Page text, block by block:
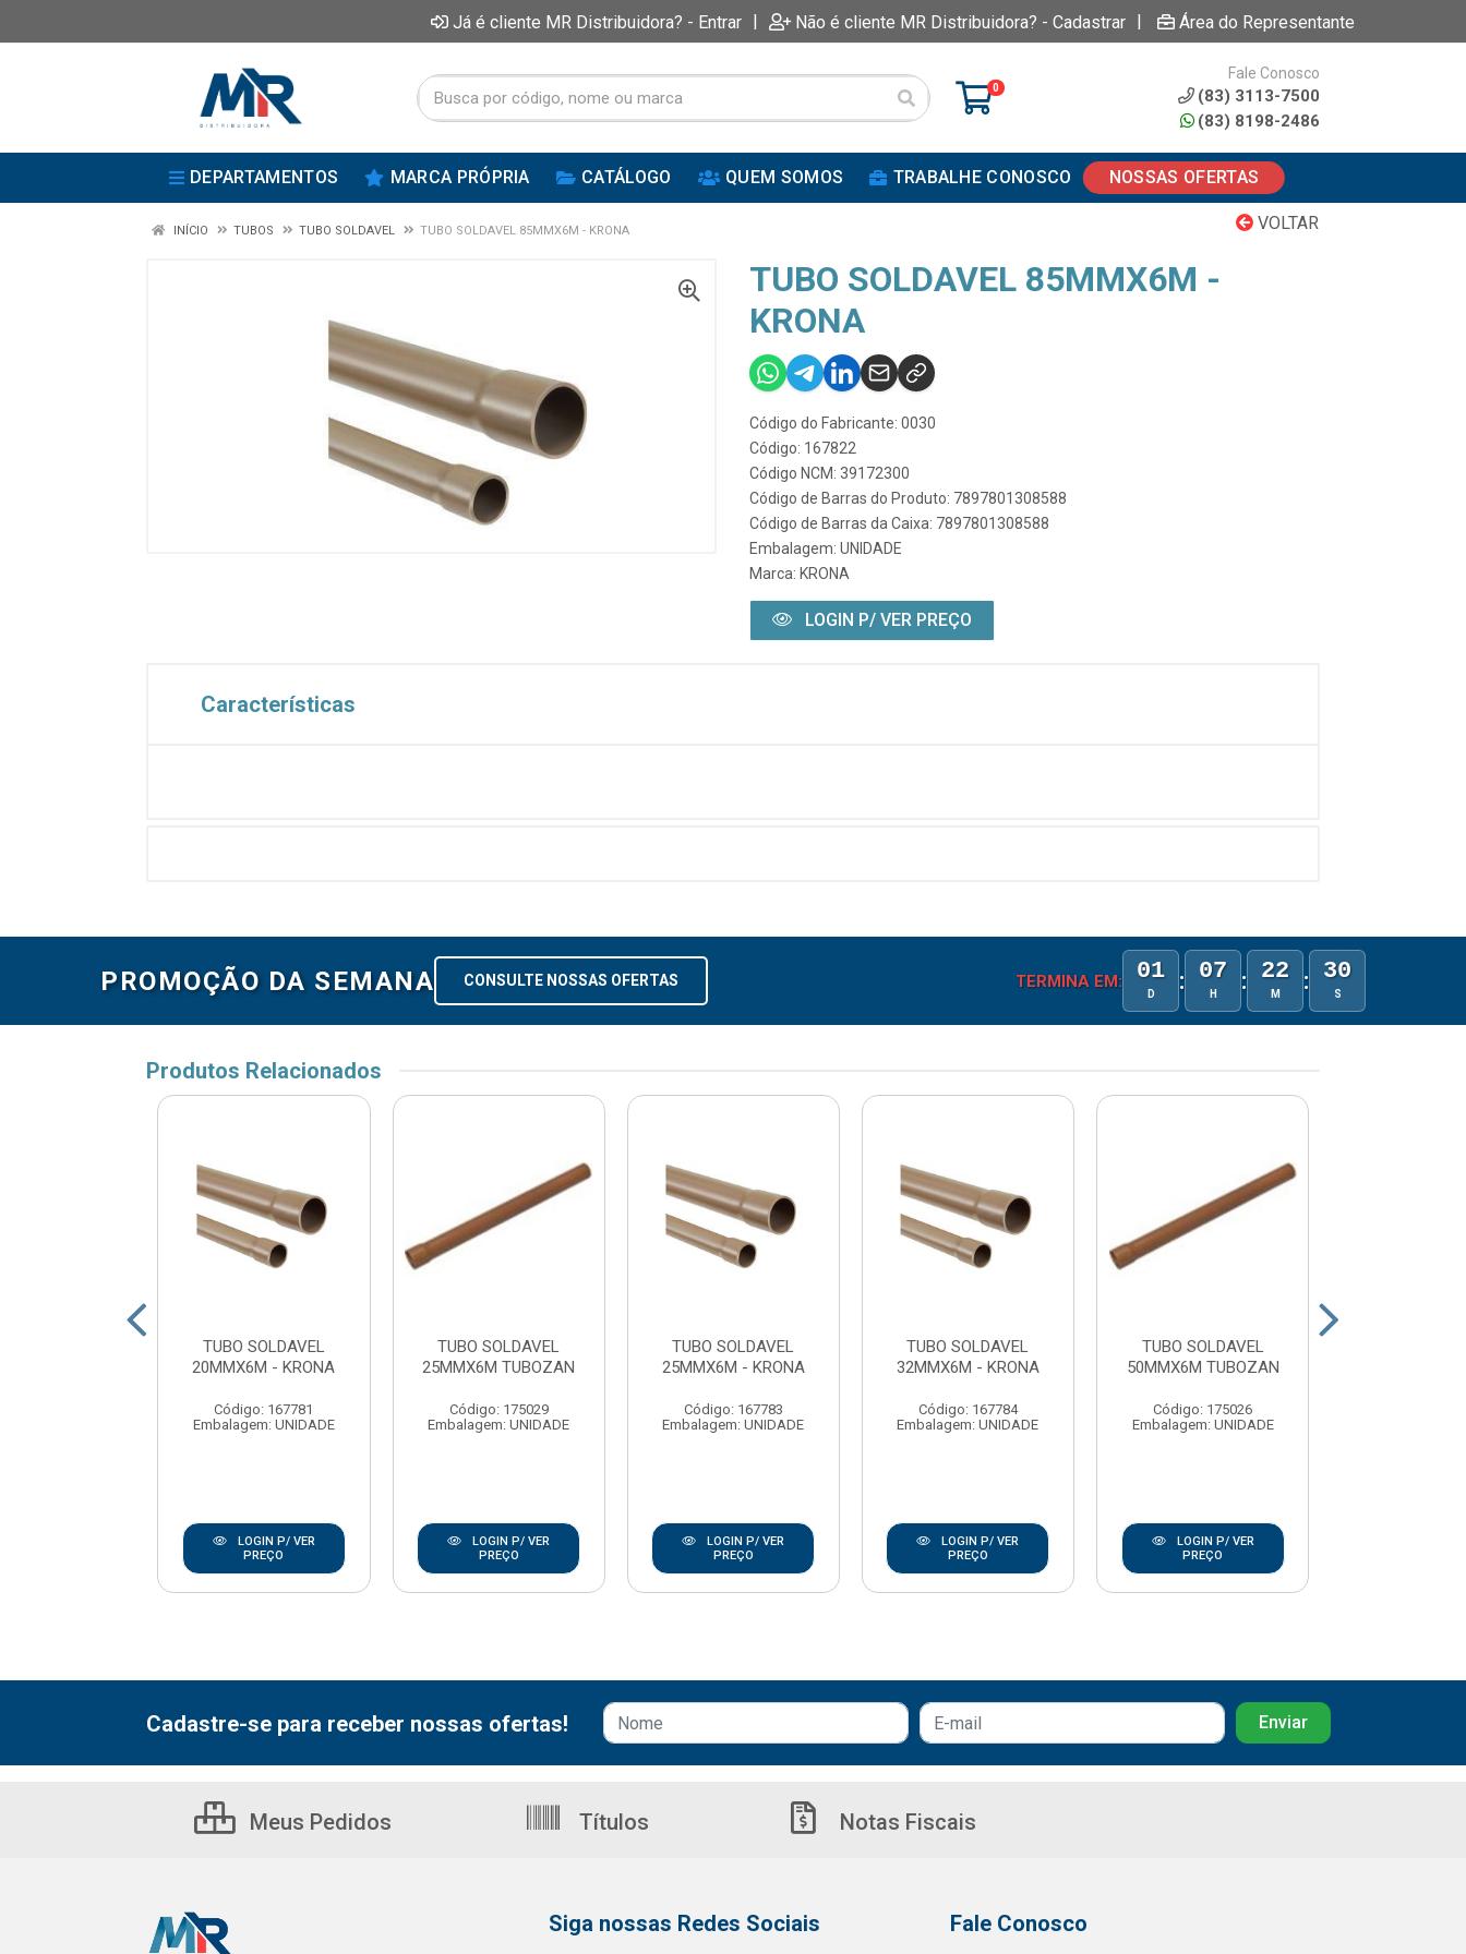
Já é cliente MR Distribuidora? - Entrar | Não é cliente MR Distribuidora? - Cadastrar | Área do Representante
0
Fale Conosco
(83) 3113-7500
(83) 8198-2486
DEPARTAMENTOS MARCA PRÓPRIA CATÁLOGO QUEM SOMOS TRABALHE CONOSCO NOSSAS OFERTAS
VOLTAR
INÍCIO TUBOS TUBO SOLDAVEL TUBO SOLDAVEL 85MMX6M - KRONA
TUBO SOLDAVEL 85MMX6M -
KRONA
Código do Fabricante: 0030
Código: 167822
Código NCM: 39172300
Código de Barras do Produto: 7897801308588
Código de Barras da Caixa: 7897801308588
Embalagem: UNIDADE
Marca: KRONA
LOGIN P/ VER PREÇO
Características
PROMOÇÃO DA SEMANA CONSULTE NOSSAS OFERTAS TERMINA EM: 01
D : 07
H : 22
M : 30
S
Produtos Relacionados
TUBO SOLDAVEL
20MMX6M - KRONA
Código: 167781
Embalagem: UNIDADE
LOGIN P/ VER
PREÇO
TUBO SOLDAVEL
25MMX6M TUBOZAN
Código: 175029
Embalagem: UNIDADE
LOGIN P/ VER
PREÇO
TUBO SOLDAVEL
25MMX6M - KRONA
Código: 167783
Embalagem: UNIDADE
LOGIN P/ VER
PREÇO
TUBO SOLDAVEL
32MMX6M - KRONA
Código: 167784
Embalagem: UNIDADE
LOGIN P/ VER
PREÇO
TUBO SOLDAVEL
50MMX6M TUBOZAN
Código: 175026
Embalagem: UNIDADE
LOGIN P/ VER
PREÇO
Cadastre-se para receber nossas ofertas!
Meus Pedidos Títulos Notas Fiscais
Siga nossas Redes Sociais Fale Conosco